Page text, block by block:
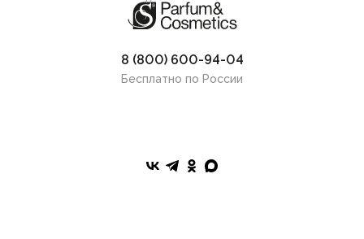
8 (800) 600-94-04
Бесплатно по России